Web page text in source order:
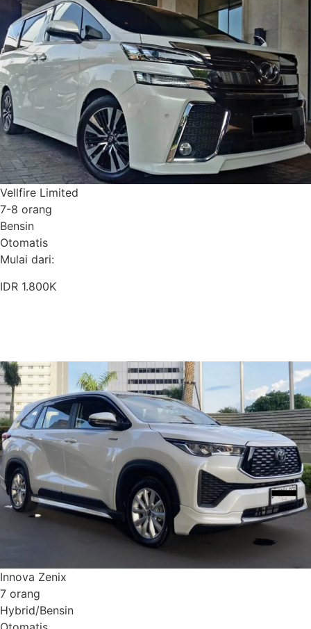
Vellfire Limited
7-8 orang
Bensin
Otomatis
Mulai dari:
IDR 1.800K
Innova Zenix
7 orang
Hybrid/Bensin